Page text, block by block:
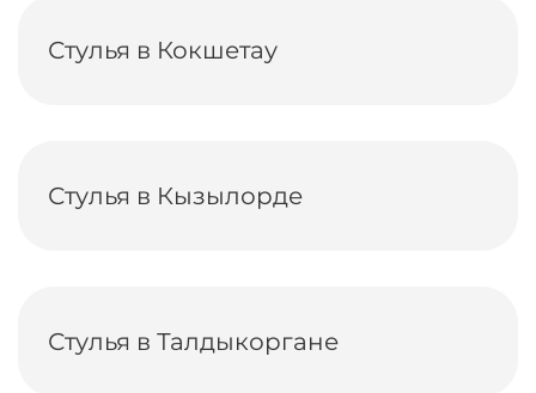
Стулья в Кокшетау
Стулья в Кызылорде
Стулья в Талдыкоргане